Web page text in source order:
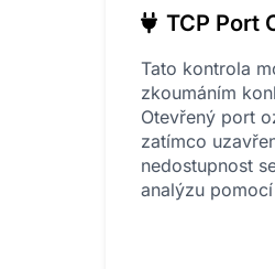
TCP Port
Tato kontrola
zkoumáním
Otevřený port
zatímco
nedostupnost
analýzu